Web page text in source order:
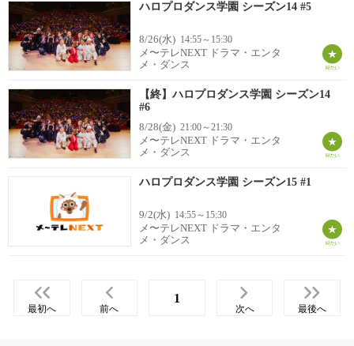
ハロプロダンス学園 シーズン14 #5
8/26(水) 14:55～15:30
メ〜テレNEXT ドラマ・エンタ
メ・ダンス
【終】ハロプロダンス学園 シーズン14
#6
8/28(金) 21:00～21:30
メ〜テレNEXT ドラマ・エンタ
メ・ダンス
ハロプロダンス学園 シーズン15 #1
9/2(水) 14:55～15:30
メ〜テレNEXT ドラマ・エンタ
メ・ダンス
最初へ 前へ
1
次へ 最後へ